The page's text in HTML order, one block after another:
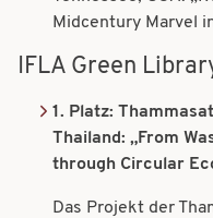
Midcentury Marvel
IFLA Green
1. Platz:
Thailand: „From
through Circular
Das Projekt der